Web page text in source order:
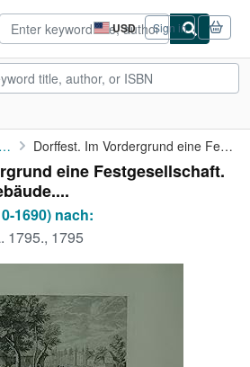
USD
Site
shopping
preferences
Sign in
Teniers, David II (1610-1690) nach: Dorffest. Im Vordergrund eine Festgesellschaft. Im Hintergrund ...
eine Festgesellschaft.
1690) nach:
1795., 1795